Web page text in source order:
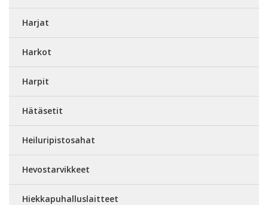
Harjat
Harkot
Harpit
Hätäsetit
Heiluripistosahat
Hevostarvikkeet
Hiekkapuhalluslaitteet